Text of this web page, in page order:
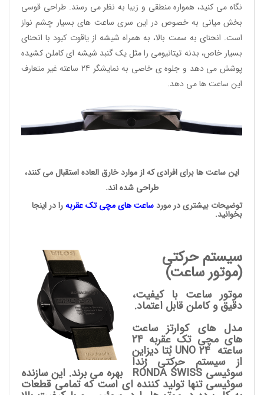
نگاه می کنید، همواره منطقی و زیبا به نظر می رسند. طراحی قوسی
بخش میانی به خصوص در این سری ساعت های بسیار چشم نواز
است. انحنای به سمت بالا، به همراه شیشه از یاقوت کبود با انحنای
بسیار خاص، بدنه تیتانیومی را مثل یک گنبد شیشه ای کاملن کشیده
پوشش می دهد و جلوه ی خاصی به نمایشگر 24 ساعته غیر متعارف
این ساعت ها می دهد.
این ساعت ها برای افرادی که از موارد خارق العاده استقبال می کنند،
طراحی شده اند.
توضیحات بیشتری در موردساعت های مچی تک عقربهرا در اینجا
بخوانید.
سیستم حرکتی
(موتور ساعت)
موتور ساعت با کیفیت،
دقیق و کاملن قابل اعتماد.
مدل های کوارتز ساعت
های مچی تک عقربه 24
ساعته UNO 24 بُتا دیزاین
از سیستم حرکتی رُندا
سوئیسی RONDA SWISS بهره می برند. این سازنده
سوئیسی تنها تولید کننده ای است که تمامی قطعات